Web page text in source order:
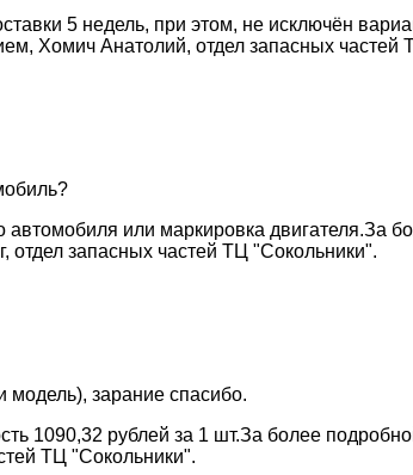
5 недель, при этом, не исключён
Хомич Анатолий, отдел запасных частей
или маркировка двигателя.За
запасных частей ТЦ "Сокольники".
модель), зарание спасибо.
1090,32 рублей за 1 шт.За более
ТЦ "Сокольники".